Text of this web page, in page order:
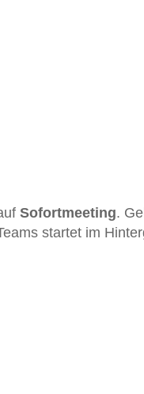
Sofortmeeting.
startet im